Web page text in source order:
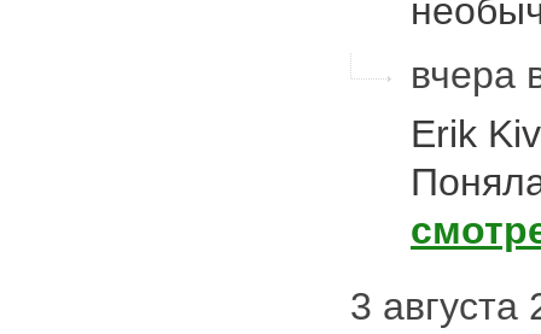
вчера
Erik
3 августа